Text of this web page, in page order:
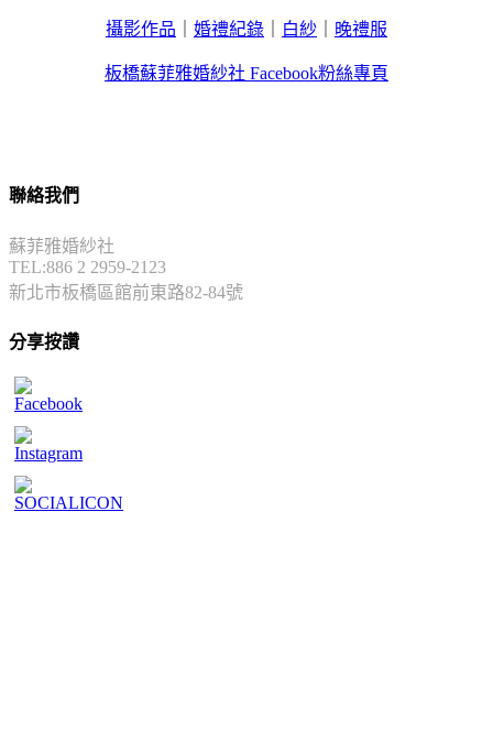
攝影作品 婚禮紀錄 白紗 晚禮服
板橋蘇菲雅婚紗社 Facebook粉絲專頁
聯絡我們
蘇菲雅婚紗社
TEL:886 2 2959-2123
新北市板橋區館前東路82-84號
分享按讚